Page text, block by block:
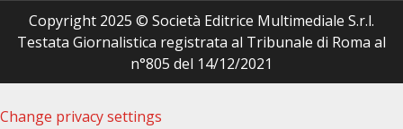
Copyright 2025 © Società Editrice Multimediale S.r.l.
Testata Giornalistica registrata al Tribunale di Roma al
n°805 del 14/12/2021
Change privacy settings